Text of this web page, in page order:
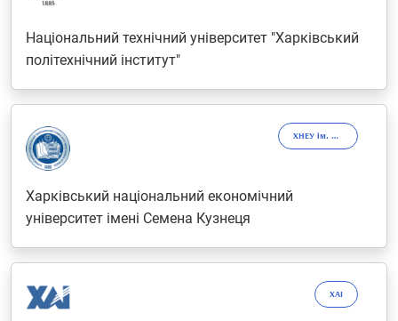
Національний технічний університет "Харківський
політехнічний iнститут"
ХНЕУ ім. С. Кузнеця
Харківський національний економічний
університет імені Семена Кузнеця
ХАІ